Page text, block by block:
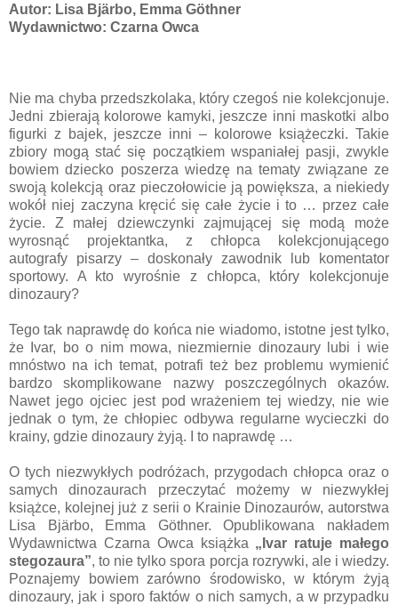
Autor: Lisa Bjärbo, Emma Göthner
Wydawnictwo: Czarna Owca
Nie ma chyba przedszkolaka, który czegoś nie kolekcjonuje.
Jedni zbierają kolorowe kamyki, jeszcze inni maskotki albo
figurki z bajek, jeszcze inni – kolorowe książeczki. Takie
zbiory mogą stać się początkiem wspaniałej pasji, zwykle
bowiem dziecko poszerza wiedzę na tematy związane ze
swoją kolekcją oraz pieczołowicie ją powiększa, a niekiedy
wokół niej zaczyna kręcić się całe życie i to … przez całe
życie. Z małej dziewczynki zajmującej się modą może
wyrosnąć projektantka, z chłopca kolekcjonującego
autografy pisarzy – doskonały zawodnik lub komentator
sportowy. A kto wyrośnie z chłopca, który kolekcjonuje
dinozaury?
Tego tak naprawdę do końca nie wiadomo, istotne jest tylko,
że Ivar, bo o nim mowa, niezmiernie dinozaury lubi i wie
mnóstwo na ich temat, potrafi też bez problemu wymienić
bardzo skomplikowane nazwy poszczególnych okazów.
Nawet jego ojciec jest pod wrażeniem tej wiedzy, nie wie
jednak o tym, że chłopiec odbywa regularne wycieczki do
krainy, gdzie dinozaury żyją. I to naprawdę …
O tych niezwykłych podróżach, przygodach chłopca oraz o
samych dinozaurach przeczytać możemy w niezwykłej
książce, kolejnej już z serii o Krainie Dinozaurów, autorstwa
Lisa Bjärbo, Emma Göthner. Opublikowana nakładem
Wydawnictwa Czarna Owca książka „Ivar ratuje małego
stegozaura”, to nie tylko spora porcja rozrywki, ale i wiedzy.
Poznajemy bowiem zarówno środowisko, w którym żyją
dinozaury, jak i sporo faktów o nich samych, a w przypadku